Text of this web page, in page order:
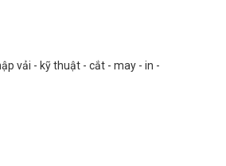
vải - kỹ thuật - cắt - may - in -